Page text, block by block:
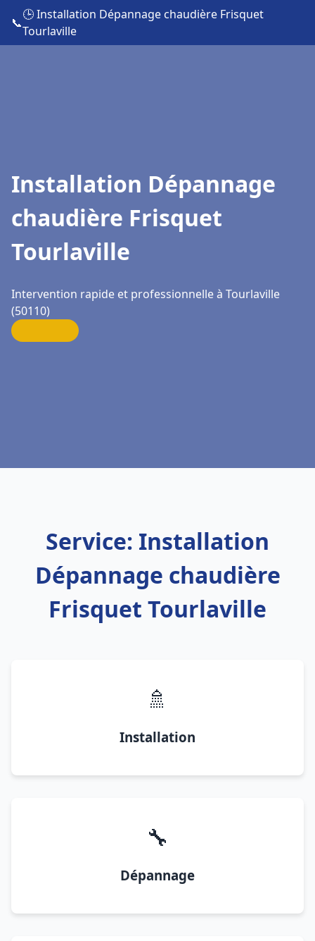
📞
🕒 Installation Dépannage chaudière Frisquet
Tourlaville
Installation Dépannage
chaudière Frisquet
Tourlaville
Intervention rapide et professionnelle à Tourlaville
(50110)
Service: Installation
Dépannage chaudière
Frisquet Tourlaville
🚿
Installation
🔧
Dépannage